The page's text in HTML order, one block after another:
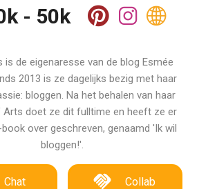
- 50k
is de eigenaresse van de blog Esmée
2013 is ze dagelijks bezig met haar
bloggen. Na het behalen van haar
Arts doet ze dit fulltime en heeft ze er
over geschreven, genaamd 'Ik wil
bloggen!'.
Chat Collab